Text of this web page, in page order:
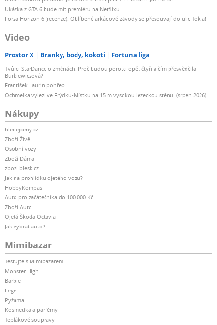
Ukázka z GTA 6 bude mít premiéru na Netflixu
Forza Horizon 6 (recenze): Oblíbené arkádové závody se přesouvají do ulic Tokia!
Video
Prostor X Branky, body, kokoti Fortuna liga
Tvůrci StarDance o změnách: Proč budou porotci opět čtyři a čím přesvědčila
Burkiewiczová?
František Laurin pohřeb
Ochmelka vylezl ve Frýdku-Místku na 15 m vysokou lezeckou stěnu. (srpen 2026)
Nákupy
hledejceny.cz
Zboží Živě
Osobní vozy
Zboží Dáma
zbozi.blesk.cz
Jak na prohlídku ojetého vozu?
HobbyKompas
Auto pro začátečníka do 100 000 Kč
Zboží Auto
Ojetá Škoda Octavia
Jak vybrat auto?
Mimibazar
Testujte s Mimibazarem
Monster High
Barbie
Lego
Pyžama
Kosmetika a parfémy
Teplákové soupravy